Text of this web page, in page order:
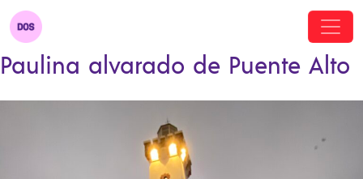
Paulina alvarado de Puente Alto